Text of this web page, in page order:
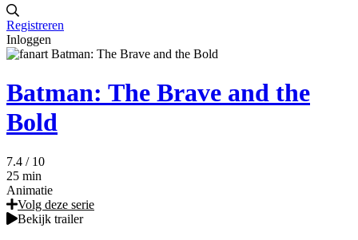
Registreren
Inloggen
Batman: The Brave and the
Bold
7.4 / 10
25 min
Animatie
Volg deze serie
Bekijk trailer